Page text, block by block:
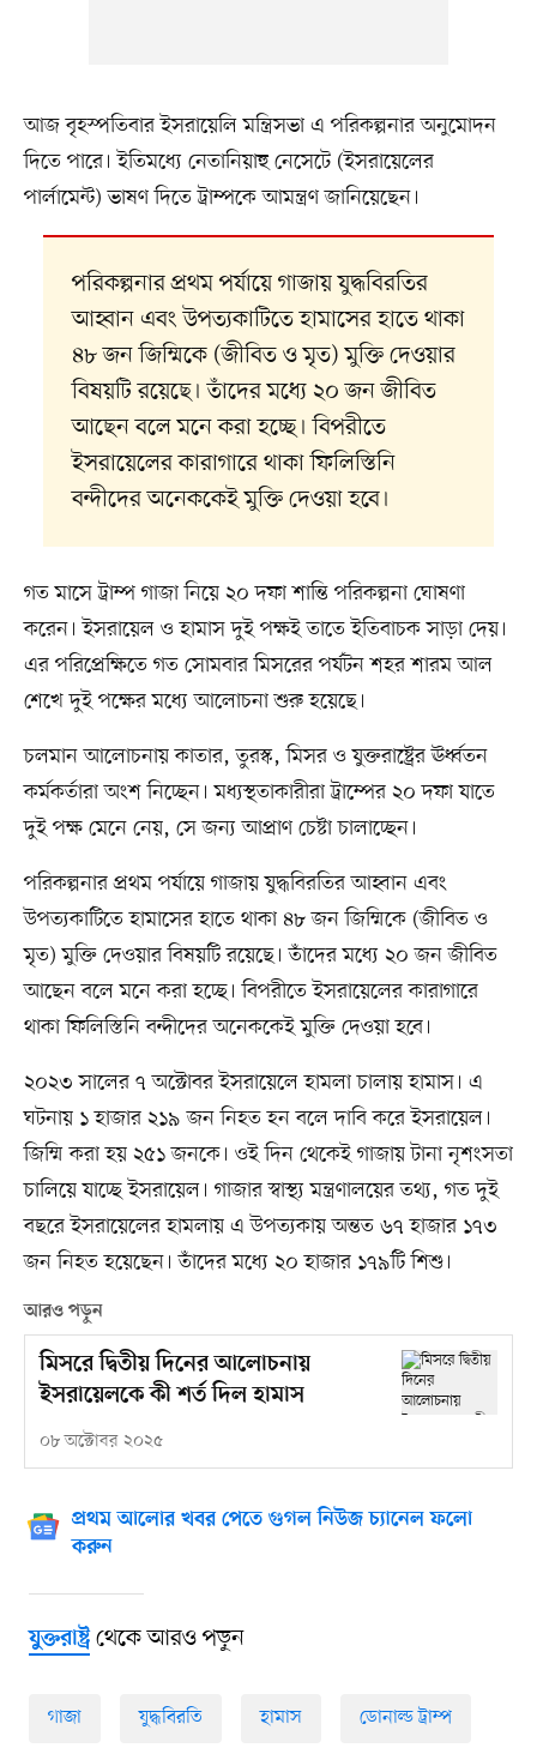
আজ বৃহস্পতিবার ইসরায়েলি মন্ত্রিসভা এ পরিকল্পনার অনুমোদন
দিতে পারে। ইতিমধ্যে নেতানিয়াহু নেসেটে (ইসরায়েলের
পার্লামেন্ট) ভাষণ দিতে ট্রাম্পকে আমন্ত্রণ জানিয়েছেন।
পরিকল্পনার প্রথম পর্যায়ে গাজায় যুদ্ধবিরতির
আহ্বান এবং উপত্যকাটিতে হামাসের হাতে থাকা
৪৮ জন জিম্মিকে (জীবিত ও মৃত) মুক্তি দেওয়ার
বিষয়টি রয়েছে। তাঁদের মধ্যে ২০ জন জীবিত
আছেন বলে মনে করা হচ্ছে। বিপরীতে
ইসরায়েলের কারাগারে থাকা ফিলিস্তিনি
বন্দীদের অনেককেই মুক্তি দেওয়া হবে।
গত মাসে ট্রাম্প গাজা নিয়ে ২০ দফা শান্তি পরিকল্পনা ঘোষণা
করেন। ইসরায়েল ও হামাস দুই পক্ষই তাতে ইতিবাচক সাড়া দেয়।
এর পরিপ্রেক্ষিতে গত সোমবার মিসরের পর্যটন শহর শারম আল
শেখে দুই পক্ষের মধ্যে আলোচনা শুরু হয়েছে।
চলমান আলোচনায় কাতার, তুরস্ক, মিসর ও যুক্তরাষ্ট্রের ঊর্ধ্বতন
কর্মকর্তারা অংশ নিচ্ছেন। মধ্যস্থতাকারীরা ট্রাম্পের ২০ দফা যাতে
দুই পক্ষ মেনে নেয়, সে জন্য আপ্রাণ চেষ্টা চালাচ্ছেন।
পরিকল্পনার প্রথম পর্যায়ে গাজায় যুদ্ধবিরতির আহ্বান এবং
উপত্যকাটিতে হামাসের হাতে থাকা ৪৮ জন জিম্মিকে (জীবিত ও
মৃত) মুক্তি দেওয়ার বিষয়টি রয়েছে। তাঁদের মধ্যে ২০ জন জীবিত
আছেন বলে মনে করা হচ্ছে। বিপরীতে ইসরায়েলের কারাগারে
থাকা ফিলিস্তিনি বন্দীদের অনেককেই মুক্তি দেওয়া হবে।
২০২৩ সালের ৭ অক্টোবর ইসরায়েলে হামলা চালায় হামাস। এ
ঘটনায় ১ হাজার ২১৯ জন নিহত হন বলে দাবি করে ইসরায়েল।
জিম্মি করা হয় ২৫১ জনকে। ওই দিন থেকেই গাজায় টানা নৃশংসতা
চালিয়ে যাচ্ছে ইসরায়েল। গাজার স্বাস্থ্য মন্ত্রণালয়ের তথ্য, গত দুই
বছরে ইসরায়েলের হামলায় এ উপত্যকায় অন্তত ৬৭ হাজার ১৭৩
জন নিহত হয়েছেন। তাঁদের মধ্যে ২০ হাজার ১৭৯টি শিশু।
আরও পড়ুন
মিসরে দ্বিতীয় দিনের আলোচনায়
ইসরায়েলকে কী শর্ত দিল হামাস
০৮ অক্টোবর ২০২৫
প্রথম আলোর খবর পেতে গুগল নিউজ চ্যানেল ফলো
করুন
যুক্তরাষ্ট্রথেকে আরও পড়ুন
গাজা যুদ্ধবিরতি হামাস ডোনাল্ড ট্রাম্প